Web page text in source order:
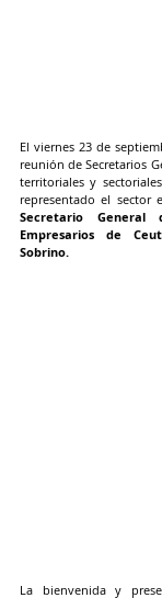
El viernes 23 de
reunión de Secretarios
territoriales y
Secretario
Empresarios de
Sobrino.